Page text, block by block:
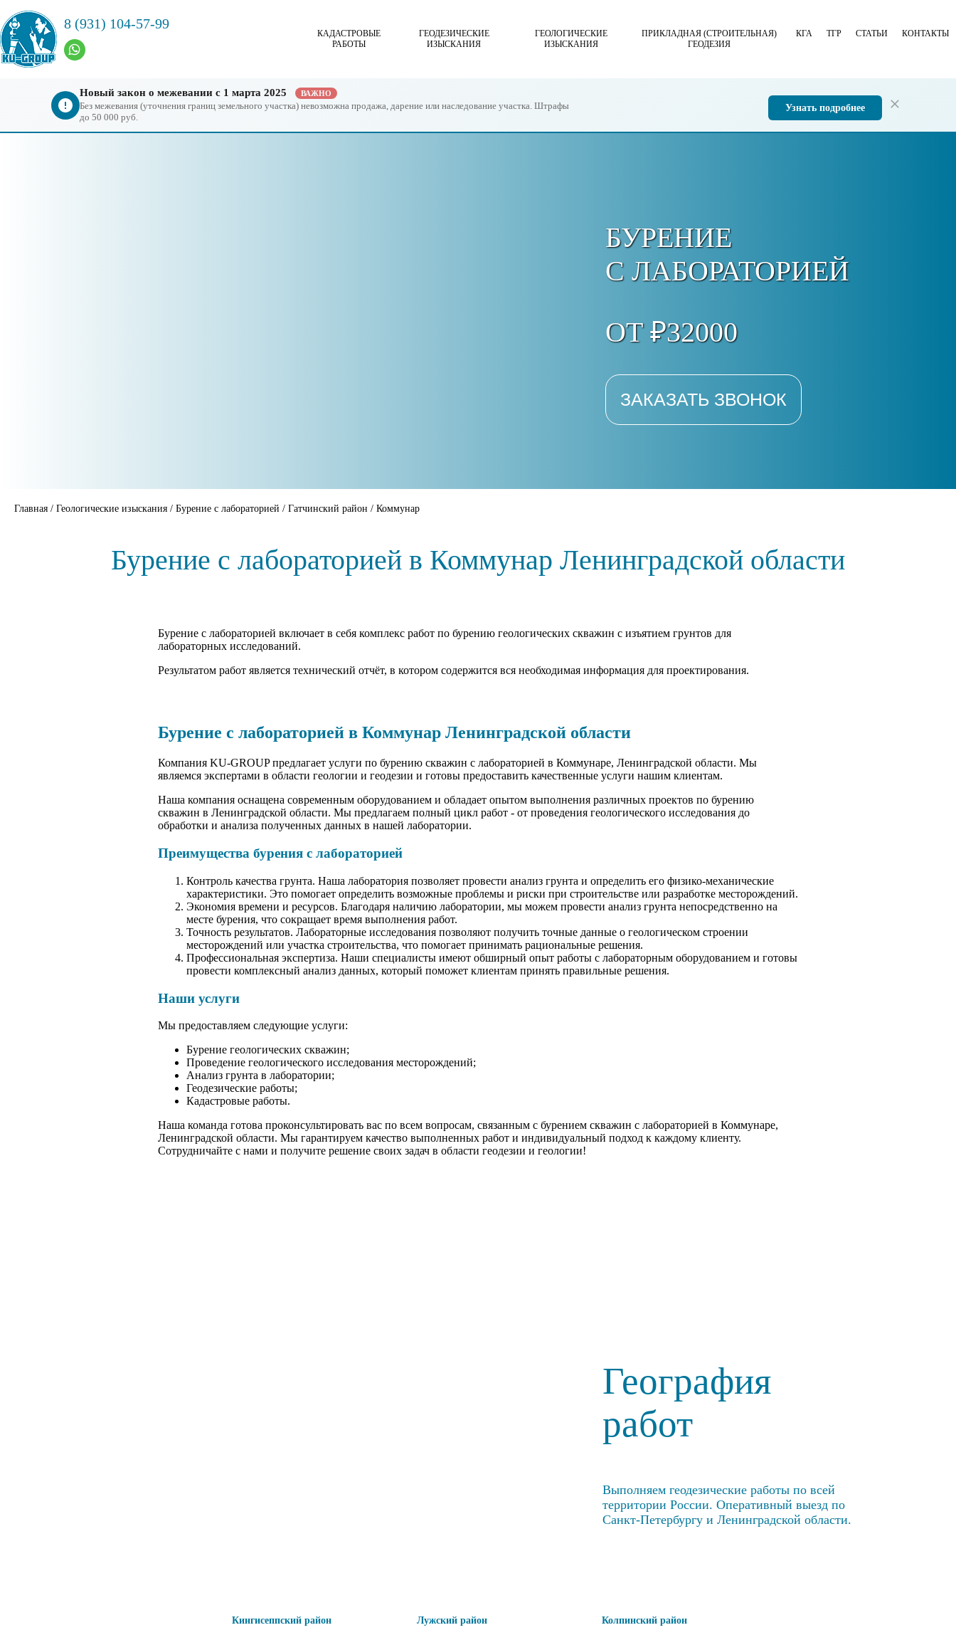
8 (931) 104-57-99
КАДАСТРОВЫЕ
РАБОТЫ
ГЕОДЕЗИЧЕСКИЕ
ИЗЫСКАНИЯ
ГЕОЛОГИЧЕСКИЕ
ИЗЫСКАНИЯ
ПРИКЛАДНАЯ (СТРОИТЕЛЬНАЯ)
ГЕОДЕЗИЯ
КГА ТГР СТАТЬИ КОНТАКТЫ
Новый закон о межевании с 1 марта 2025 ВАЖНО
Без межевания (уточнения границ земельного участка) невозможна продажа, дарение или наследование участка. Штрафы
до 50 000 руб.
Узнать подробнее
БУРЕНИЕ
С ЛАБОРАТОРИЕЙ
ОТ ₽32000
ЗАКАЗАТЬ ЗВОНОК
Главная / Геологические изыскания / Бурение с лабораторией / Гатчинский район / Коммунар
Бурение с лабораторией в Коммунар Ленинградской области
Бурение с лабораторией включает в себя комплекс работ по бурению геологических скважин с изъятием грунтов для
лабораторных исследований.
Результатом работ является технический отчёт, в котором содержится вся необходимая информация для проектирования.
Бурение с лабораторией в Коммунар Ленинградской области
Компания KU-GROUP предлагает услуги по бурению скважин с лабораторией в Коммунаре, Ленинградской области. Мы
являемся экспертами в области геологии и геодезии и готовы предоставить качественные услуги нашим клиентам.
Наша компания оснащена современным оборудованием и обладает опытом выполнения различных проектов по бурению
скважин в Ленинградской области. Мы предлагаем полный цикл работ - от проведения геологического исследования до
обработки и анализа полученных данных в нашей лаборатории.
Преимущества бурения с лабораторией
Контроль качества грунта. Наша лаборатория позволяет провести анализ грунта и определить его физико-механические
характеристики. Это помогает определить возможные проблемы и риски при строительстве или разработке месторождений.
Экономия времени и ресурсов. Благодаря наличию лаборатории, мы можем провести анализ грунта непосредственно на
месте бурения, что сокращает время выполнения работ.
Точность результатов. Лабораторные исследования позволяют получить точные данные о геологическом строении
месторождений или участка строительства, что помогает принимать рациональные решения.
Профессиональная экспертиза. Наши специалисты имеют обширный опыт работы с лабораторным оборудованием и готовы
провести комплексный анализ данных, который поможет клиентам принять правильные решения.
Наши услуги
Мы предоставляем следующие услуги:
Бурение геологических скважин;
Проведение геологического исследования месторождений;
Анализ грунта в лаборатории;
Геодезические работы;
Кадастровые работы.
Наша команда готова проконсультировать вас по всем вопросам, связанным с бурением скважин с лабораторией в Коммунаре,
Ленинградской области. Мы гарантируем качество выполненных работ и индивидуальный подход к каждому клиенту.
Сотрудничайте с нами и получите решение своих задач в области геодезии и геологии!
География
работ
Выполняем геодезические работы по всей
территории России. Оперативный выезд по
Санкт-Петербургу и Ленинградской области.
Кингисеппский район Лужский район Колпинский район